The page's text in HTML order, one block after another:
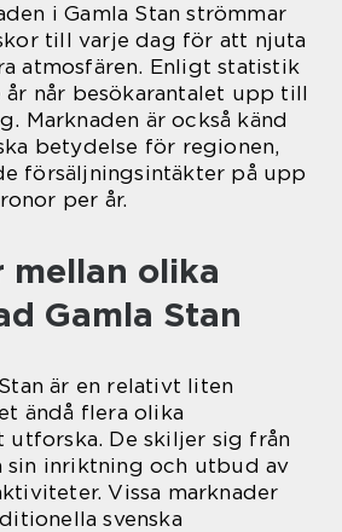
i Gamla Stan strömmar
till varje dag för att njuta
atmosfären. Enligt statistik
når besökarantalet upp till
Marknaden är också känd
betydelse för regionen,
försäljningsintäkter på upp
per år.
mellan olika
Gamla Stan
är en relativt liten
ändå flera olika
utforska. De skiljer sig från
sin inriktning och utbud av
Vissa marknader
svenska